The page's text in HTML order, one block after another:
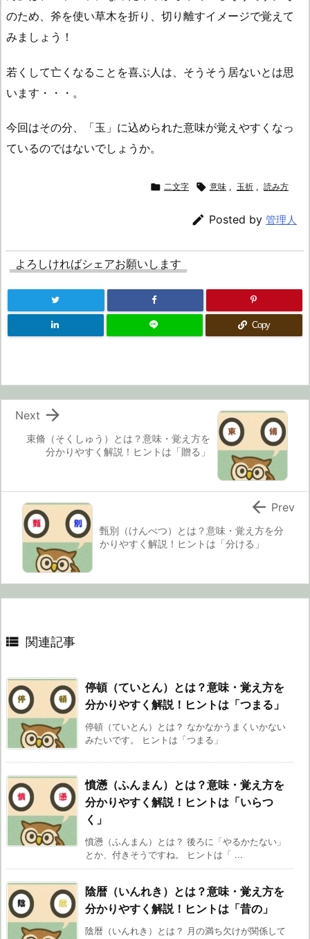
のため、斧を使い草木を折り、切り離すイメージで覚えて
みましょう！
若くして亡くなることを喜ぶ人は、そうそう居ないとは思
います・・・。
今回はその分、「玉」に込められた意味が覚えやすくなっ
ているのではないでしょうか。
 二文字  意味 , 玉折 , 読み方
 Posted by 管理人
よろしければシェアお願いします
Copy
束脩（そくしゅう）とは？意味・覚え方を
分かりやすく解説！ヒントは「贈る」

Next
甄別（けんべつ）とは？意味・覚え方を分
かりやすく解説！ヒントは「分ける」
 Prev
 関連記事
停頓（ていとん）とは？意味・覚え方を
分かりやすく解説！ヒントは「つまる」
停頓（ていとん）とは？ なかなかうまくいかない
みたいです。 ヒントは「つまる」
憤懣（ふんまん）とは？意味・覚え方を
分かりやすく解説！ヒントは「いらつ
く」
憤懣（ふんまん）とは？ 後ろに「やるかたない」
とか、付きそうですね。 ヒントは「 ...
陰暦（いんれき）とは？意味・覚え方を
分かりやすく解説！ヒントは「昔の」
陰暦（いんれき）とは？ 月の満ち欠けが関係して